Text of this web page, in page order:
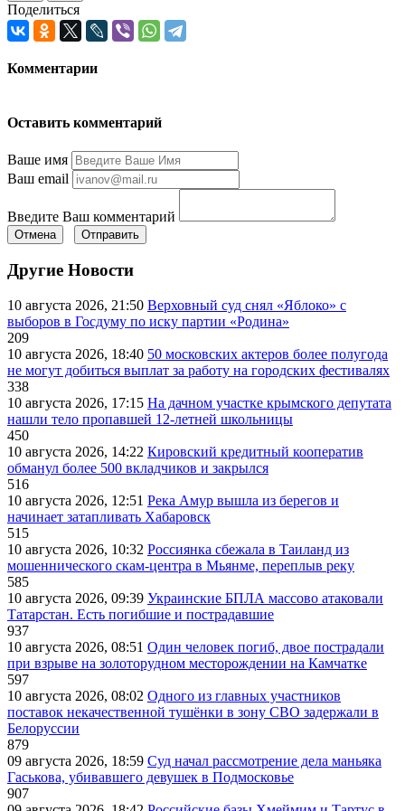
Поделиться
Комментарии
Оставить комментарий
Ваше имя
Ваш email
Введите Ваш комментарий
Отмена Отправить
Другие Новости
10 августа 2026, 21:50 Верховный суд снял «Яблоко» с
выборов в Госдуму по иску партии «Родина»
209
10 августа 2026, 18:40 50 московских актеров более полугода
не могут добиться выплат за работу на городских фестивалях
338
10 августа 2026, 17:15 На дачном участке крымского депутата
нашли тело пропавшей 12-летней школьницы
450
10 августа 2026, 14:22 Кировский кредитный кооператив
обманул более 500 вкладчиков и закрылся
516
10 августа 2026, 12:51 Река Амур вышла из берегов и
начинает затапливать Хабаровск
515
10 августа 2026, 10:32 Россиянка сбежала в Таиланд из
мошеннического скам-центра в Мьянме, переплыв реку
585
10 августа 2026, 09:39 Украинские БПЛА массово атаковали
Татарстан. Есть погибшие и пострадавшие
937
10 августа 2026, 08:51 Один человек погиб, двое пострадали
при взрыве на золоторудном месторождении на Камчатке
597
10 августа 2026, 08:02 Одного из главных участников
поставок некачественной тушёнки в зону СВО задержали в
Белоруссии
879
09 августа 2026, 18:59 Суд начал рассмотрение дела маньяка
Гаськова, убивавшего девушек в Подмосковье
907